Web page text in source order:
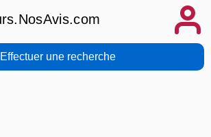
Effectuer une recherche